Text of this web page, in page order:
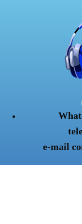
e-mail